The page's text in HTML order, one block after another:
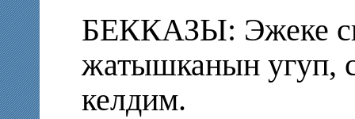
БЕККАЗЫ: Эжеке
жатышканын угуп,
келдим.